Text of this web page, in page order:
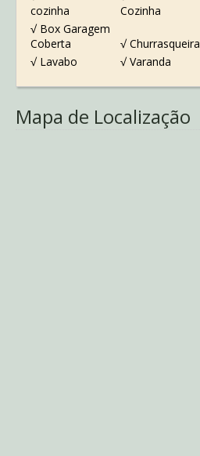
cozinha
Cozinha
√ Box Garagem
Coberta
√ Churrasqueira
√ Lavabo
√ Varanda
Mapa de Localização